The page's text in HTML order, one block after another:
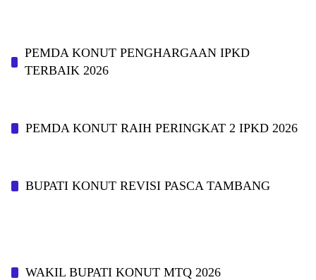
PEMDA KONUT PENGHARGAAN IPKD
TERBAIK 2026
PEMDA KONUT RAIH PERINGKAT 2 IPKD 2026
BUPATI KONUT REVISI PASCA TAMBANG
WAKIL BUPATI KONUT MTQ 2026